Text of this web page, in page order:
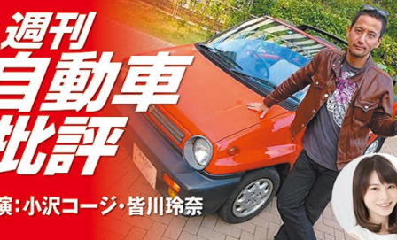
イベント・グッズ
YouTube
会社情報